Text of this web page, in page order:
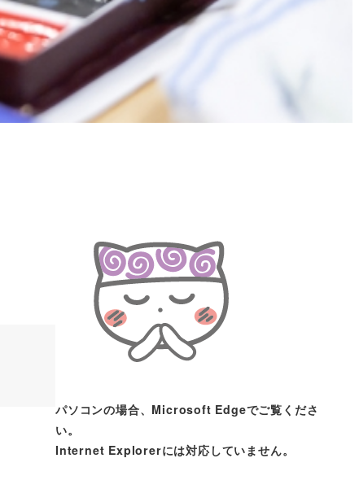
パソコンの場合、Microsoft Edgeでご覧くださ
い。
Internet Explorerには対応していません。